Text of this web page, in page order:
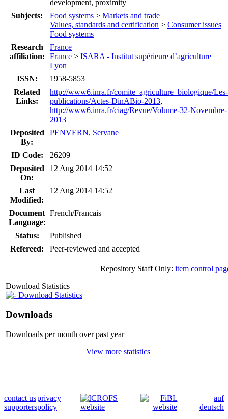
development, proximity
Subjects:
Food systems > Markets and trade
Values, standards and certification > Consumer issues
Food systems
Research
affiliation:
France
France > ISARA - Institut supérieure d’agriculture
Lyon
ISSN:
1958-5853
Related
Links:
http://www6.inra.fr/comite_agriculture_biologique/Les-
publications/Actes-DinABio-2013,
http://www6.inra.fr/ciag/Revue/Volume-32-Novembre-
2013
Deposited
By:
PENVERN, Servane
ID Code:
26209
Deposited
On:
12 Aug 2014 14:52
Last
Modified:
12 Aug 2014 14:52
Document
Language:
French/Francais
Status:
Published
Refereed:
Peer-reviewed and accepted
Repository Staff Only: item control
Download Statistics
Download Statistics
Downloads
Downloads per month over past year
View more statistics
contact us
supporters
privacy
policy
auf
deutsch